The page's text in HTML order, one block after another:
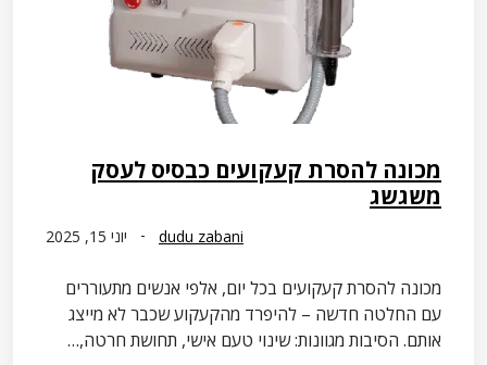
מכונה להסרת קעקועים כבסיס לעסק
משגשג
יוני 15, 2025 dudu zabani
מכונה להסרת קעקועים בכל יום, אלפי אנשים מתעוררים
עם החלטה חדשה – להיפרד מהקעקוע שכבר לא מייצג
אותם. הסיבות מגוונות: שינוי טעם אישי, תחושת חרטה,…